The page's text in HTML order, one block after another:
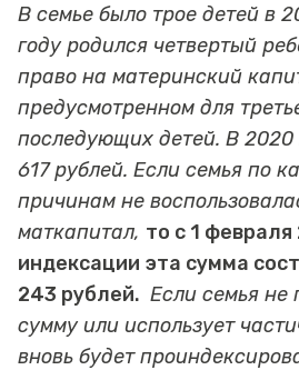
В семье было трое детей в
году родился четвертый
право на материнский
предусмотренном для
последующих детей. В 2020
617 рублей. Если семья по
причинам не
маткапитал, то с 1
индексации эта сумма
243 рублей. Если семья не
сумму или использует
вновь будет